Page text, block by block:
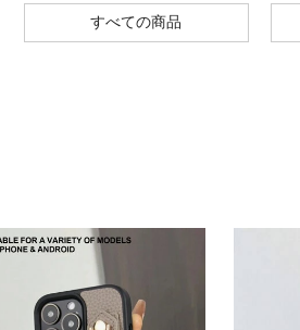
4.89
4.89
すべての商品